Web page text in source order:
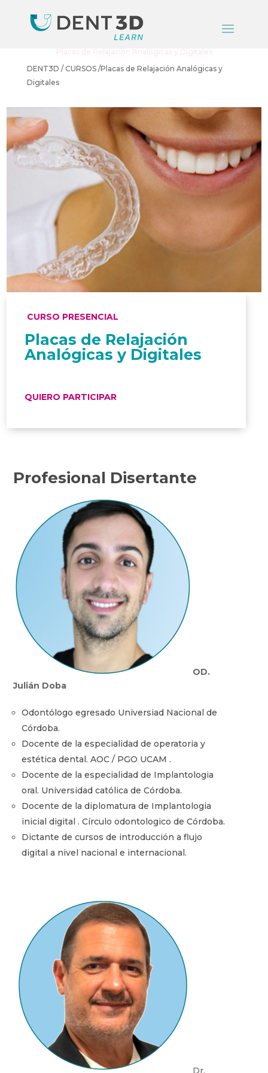
Placas de Relajación Analógicas y Digitales
DENT3D / CURSOS /Placas de Relajación Analógicas y
Digitales
CURSO PRESENCIAL
Placas de Relajación
Analógicas y Digitales
QUIERO PARTICIPAR
Profesional Disertante
OD.
Julián Doba
Odontólogo egresado Universiad Nacional de
Córdoba.
Docente de la especialidad de operatoria y
estética dental. AOC / PGO UCAM .
Docente de la especialidad de Implantologia
oral. Universidad católica de Córdoba.
Docente de la diplomatura de Implantologia
inicial digital . Círculo odontologico de Córdoba.
Dictante de cursos de introducción a flujo
digital a nivel nacional e internacional.
Dr.